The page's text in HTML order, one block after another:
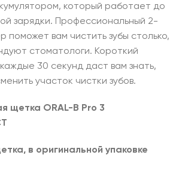
который работает до
зарядки. Профессиональный 2-
поможет вам чистить зубы столько,
стоматологи. Короткий
каждые 30 секунд даст вам знать,
участок чистки зубов.
щетка ORAL-B Pro 3
в оригинальной упаковке